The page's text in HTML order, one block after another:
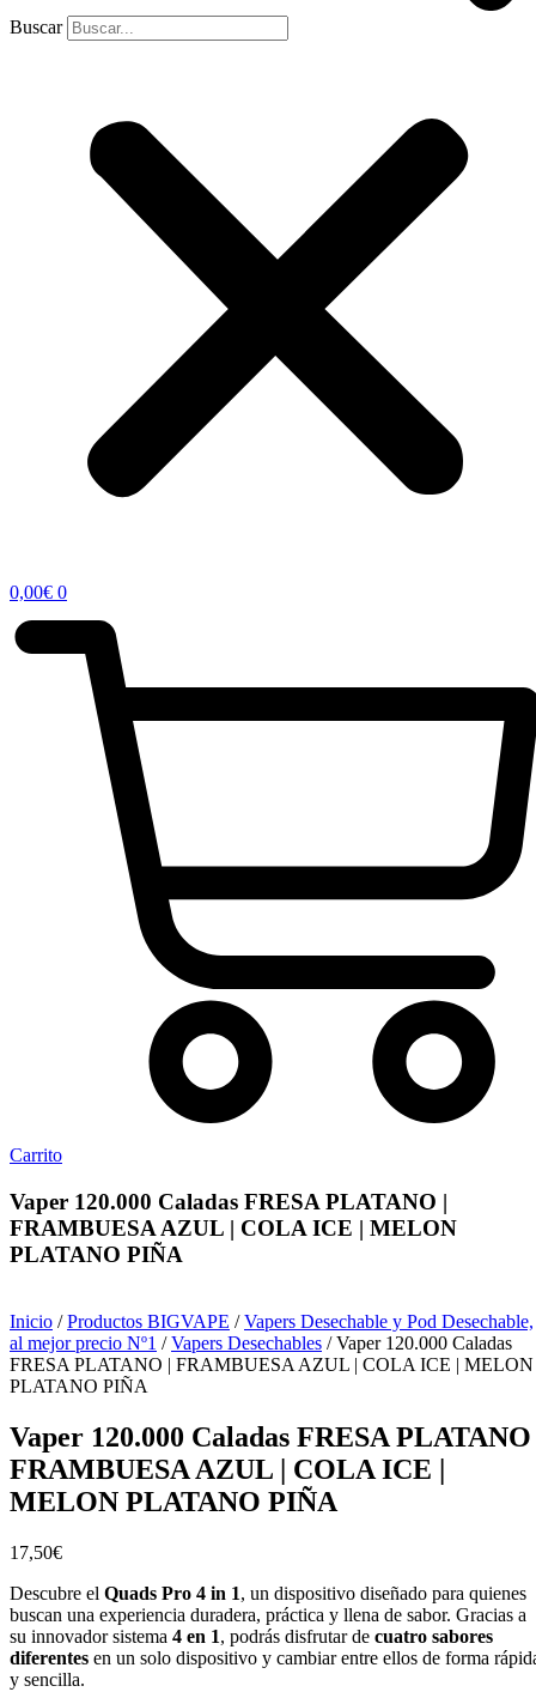
Buscar
0,00€ 0
Carrito
Vaper 120.000 Caladas FRESA PLATANO |
FRAMBUESA AZUL | COLA ICE | MELON
PLATANO PIÑA
Inicio /Productos BIGVAPE /Vapers Desechable y Pod Desechable,
al mejor precio Nº1 /Vapers Desechables / Vaper 120.000 Caladas
FRESA PLATANO | FRAMBUESA AZUL | COLA ICE | MELON
PLATANO PIÑA
Vaper 120.000 Caladas FRESA PLATANO
FRAMBUESA AZUL | COLA ICE |
MELON PLATANO PIÑA
17,50€
Descubre el Quads Pro 4 in 1, un dispositivo diseñado para quienes
buscan una experiencia duradera, práctica y llena de sabor. Gracias a
su innovador sistema 4 en 1, podrás disfrutar de cuatro sabores
diferentes en un solo dispositivo y cambiar entre ellos de forma
y sencilla.